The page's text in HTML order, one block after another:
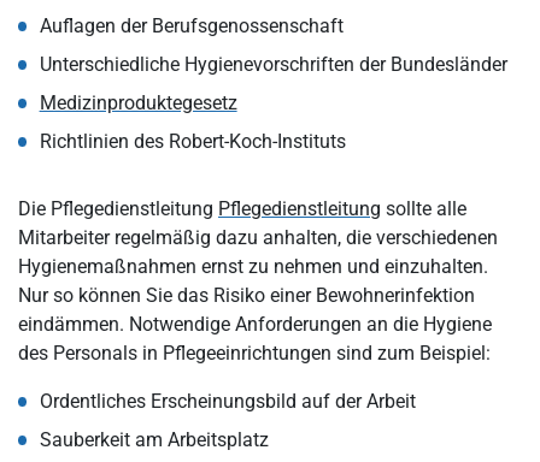
Auflagen der Berufsgenossenschaft
Unterschiedliche Hygienevorschriften der Bundesländer
Medizinproduktegesetz
Richtlinien des Robert-Koch-Instituts
Die Pflegedienstleitung Pflegedienstleitung sollte alle
Mitarbeiter regelmäßig dazu anhalten, die verschiedenen
Hygienemaßnahmen ernst zu nehmen und einzuhalten.
Nur so können Sie das Risiko einer Bewohnerinfektion
eindämmen. Notwendige Anforderungen an die Hygiene
des Personals in Pflegeeinrichtungen sind zum Beispiel:
Ordentliches Erscheinungsbild auf der Arbeit
Sauberkeit am Arbeitsplatz